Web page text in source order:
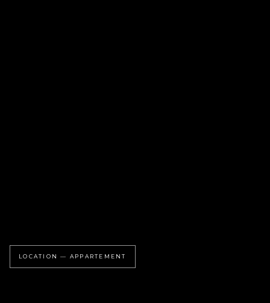
LOCATION — APPARTEMENT